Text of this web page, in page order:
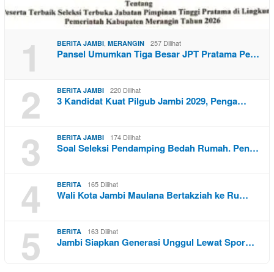
1 BERITA JAMBI, MERANGIN 257 Dilihat
Pansel Umumkan Tiga Besar JPT Pratama Pe…
2 BERITA JAMBI 220 Dilihat
3 Kandidat Kuat Pilgub Jambi 2029, Penga…
3 BERITA JAMBI 174 Dilihat
Soal Seleksi Pendamping Bedah Rumah. Pen…
4 BERITA 165 Dilihat
Wali Kota Jambi Maulana Bertakziah ke Ru…
5 BERITA 163 Dilihat
Jambi Siapkan Generasi Unggul Lewat Spor…